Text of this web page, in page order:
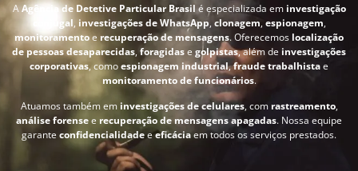
AAgência de Detetive Particular Brasil é especializada em investigação
conjugal, investigações de WhatsApp, clonagem,espionagem,
monitoramentoe recuperação de mensagens. Oferecemos localização
de pessoas desaparecidas, foragidase golpistas, além de investigações
corporativas, comoespionagem industrial,fraude trabalhistae
monitoramento de funcionários.
Atuamos também em investigações de celulares, com rastreamento,
análise forensee recuperação de mensagens apagadas. Nossa equipe
garante confidencialidadeeeficáciaem todos os serviços prestados.